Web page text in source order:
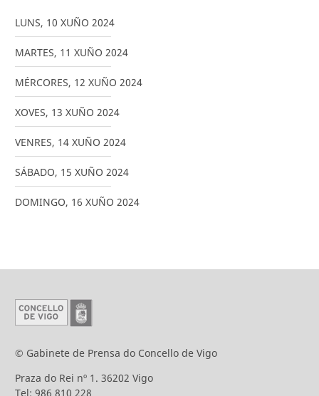
LUNS, 10 XUÑO 2024
MARTES, 11 XUÑO 2024
MÉRCORES, 12 XUÑO 2024
XOVES, 13 XUÑO 2024
VENRES, 14 XUÑO 2024
SÁBADO, 15 XUÑO 2024
DOMINGO, 16 XUÑO 2024
© Gabinete de Prensa do Concello de Vigo
Praza do Rei nº 1. 36202 Vigo
Tel: 986 810 228